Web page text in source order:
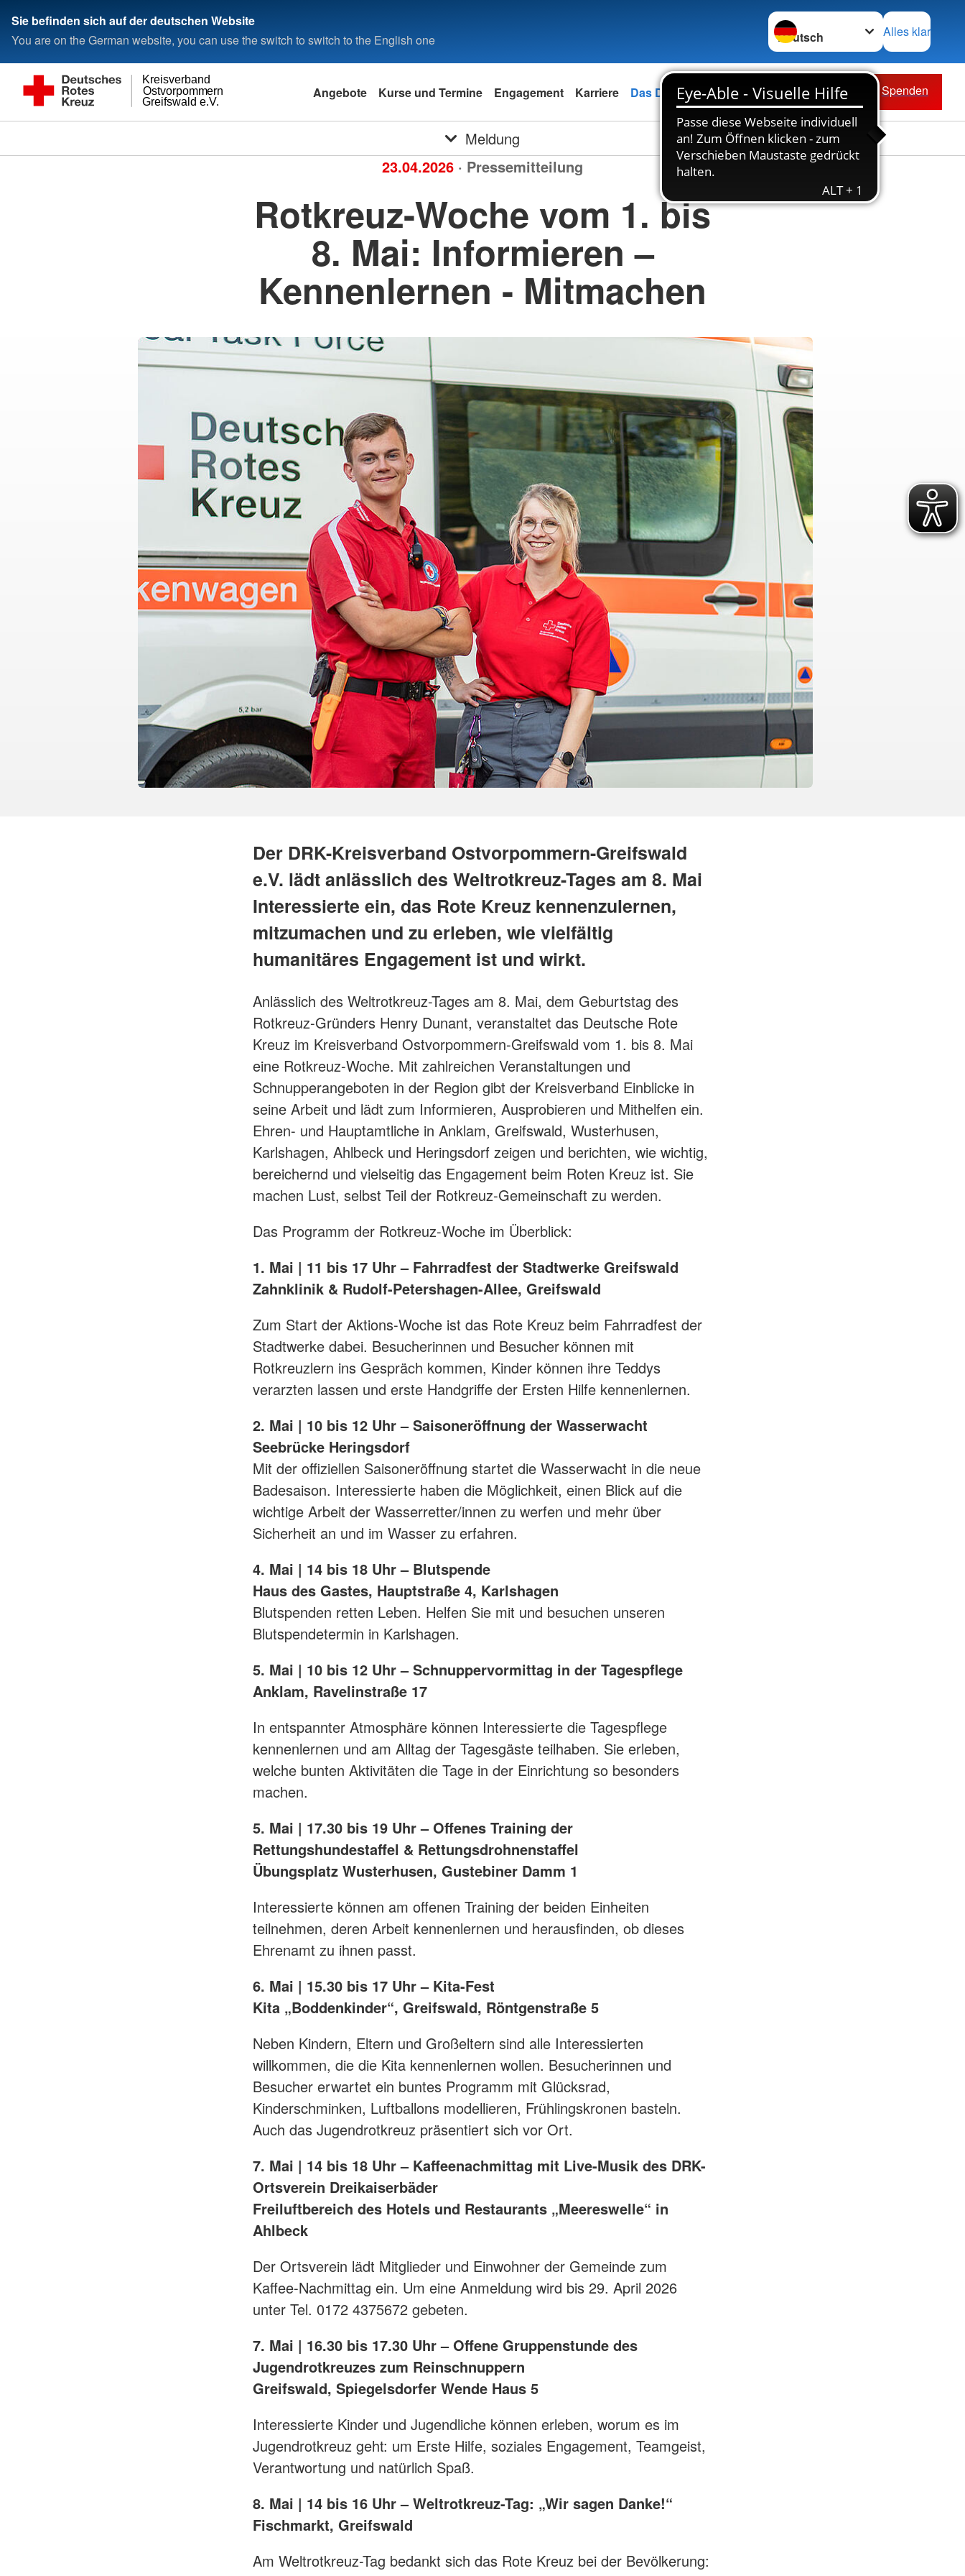
Sie befinden sich auf der deutschen Website
You are on the German website, you can use the switch to switch to the English one
Sprache wechseln zu
Alles klar
Greifswald e.V.
Ostvorpommern
Kreisverband
Angebote Kurse und Termine Engagement Karriere Das DRK Spenden
Meldung
23.04.2026 · Pressemitteilung
Rotkreuz-Woche vom 1. bis
8. Mai: Informieren –
Kennenlernen - Mitmachen
Der DRK-Kreisverband Ostvorpommern-Greifswald
e.V. lädt anlässlich des Weltrotkreuz-Tages am 8. Mai
Interessierte ein, das Rote Kreuz kennenzulernen,
mitzumachen und zu erleben, wie vielfältig
humanitäres Engagement ist und wirkt.
Anlässlich des Weltrotkreuz-Tages am 8. Mai, dem Geburtstag des
Rotkreuz-Gründers Henry Dunant, veranstaltet das Deutsche Rote
Kreuz im Kreisverband Ostvorpommern-Greifswald vom 1. bis 8. Mai
eine Rotkreuz-Woche. Mit zahlreichen Veranstaltungen und
Schnupperangeboten in der Region gibt der Kreisverband Einblicke in
seine Arbeit und lädt zum Informieren, Ausprobieren und Mithelfen ein.
Ehren- und Hauptamtliche in Anklam, Greifswald, Wusterhusen,
Karlshagen, Ahlbeck und Heringsdorf zeigen und berichten, wie wichtig,
bereichernd und vielseitig das Engagement beim Roten Kreuz ist. Sie
machen Lust, selbst Teil der Rotkreuz-Gemeinschaft zu werden.
Das Programm der Rotkreuz-Woche im Überblick:
1. Mai | 11 bis 17 Uhr – Fahrradfest der Stadtwerke Greifswald
Zahnklinik & Rudolf-Petershagen-Allee, Greifswald
Zum Start der Aktions-Woche ist das Rote Kreuz beim Fahrradfest der
Stadtwerke dabei. Besucherinnen und Besucher können mit
Rotkreuzlern ins Gespräch kommen, Kinder können ihre Teddys
verarzten lassen und erste Handgriffe der Ersten Hilfe kennenlernen.
2. Mai | 10 bis 12 Uhr – Saisoneröffnung der Wasserwacht
Seebrücke Heringsdorf
Mit der offiziellen Saisoneröffnung startet die Wasserwacht in die neue
Badesaison. Interessierte haben die Möglichkeit, einen Blick auf die
wichtige Arbeit der Wasserretter/innen zu werfen und mehr über
Sicherheit an und im Wasser zu erfahren.
4. Mai | 14 bis 18 Uhr – Blutspende
Haus des Gastes, Hauptstraße 4, Karlshagen
Blutspenden retten Leben. Helfen Sie mit und besuchen unseren
Blutspendetermin in Karlshagen.
5. Mai | 10 bis 12 Uhr – Schnuppervormittag in der Tagespflege
Anklam, Ravelinstraße 17
In entspannter Atmosphäre können Interessierte die Tagespflege
kennenlernen und am Alltag der Tagesgäste teilhaben. Sie erleben,
welche bunten Aktivitäten die Tage in der Einrichtung so besonders
machen.
5. Mai | 17.30 bis 19 Uhr – Offenes Training der
Rettungshundestaffel & Rettungsdrohnenstaffel
Übungsplatz Wusterhusen, Gustebiner Damm 1
Interessierte können am offenen Training der beiden Einheiten
teilnehmen, deren Arbeit kennenlernen und herausfinden, ob dieses
Ehrenamt zu ihnen passt.
6. Mai | 15.30 bis 17 Uhr – Kita-Fest
Kita „Boddenkinder“, Greifswald, Röntgenstraße 5
Neben Kindern, Eltern und Großeltern sind alle Interessierten
willkommen, die die Kita kennenlernen wollen. Besucherinnen und
Besucher erwartet ein buntes Programm mit Glücksrad,
Kinderschminken, Luftballons modellieren, Frühlingskronen basteln.
Auch das Jugendrotkreuz präsentiert sich vor Ort.
7. Mai | 14 bis 18 Uhr – Kaffeenachmittag mit Live-Musik des DRK-
Ortsverein Dreikaiserbäder
Freiluftbereich des Hotels und Restaurants „Meereswelle“ in
Ahlbeck
Der Ortsverein lädt Mitglieder und Einwohner der Gemeinde zum
Kaffee-Nachmittag ein. Um eine Anmeldung wird bis 29. April 2026
unter Tel. 0172 4375672 gebeten.
7. Mai | 16.30 bis 17.30 Uhr – Offene Gruppenstunde des
Jugendrotkreuzes zum Reinschnuppern
Greifswald, Spiegelsdorfer Wende Haus 5
Interessierte Kinder und Jugendliche können erleben, worum es im
Jugendrotkreuz geht: um Erste Hilfe, soziales Engagement, Teamgeist,
Verantwortung und natürlich Spaß.
8. Mai | 14 bis 16 Uhr – Weltrotkreuz-Tag: „Wir sagen Danke!“
Fischmarkt, Greifswald
Am Weltrotkreuz-Tag bedankt sich das Rote Kreuz bei der Bevölkerung: